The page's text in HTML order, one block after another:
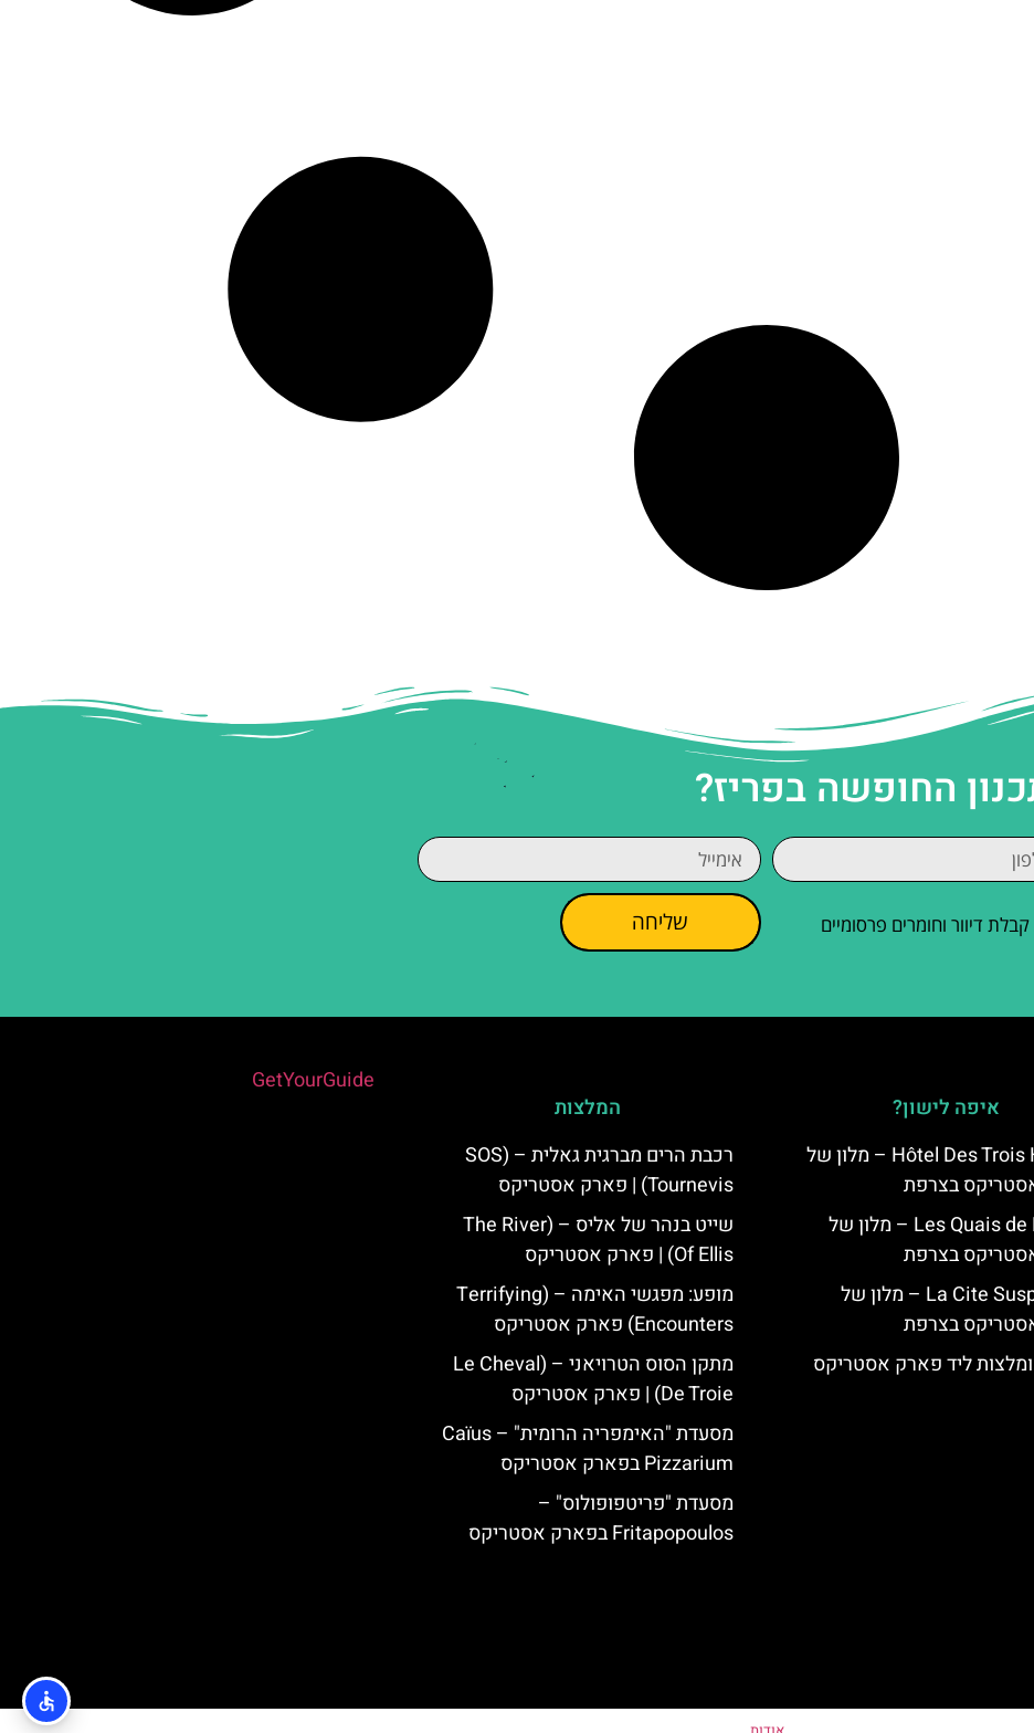
החופשה בפריז?
דיוור וחומרים פרסומיים שליחה
איפה לישון?
Hôtel Des Trois Hiboux – מלון של
בצרפת
Les Quais de Lutèce – מלון של
בצרפת
La Cite Suspendue – מלון של
בצרפת
ליד פארק אסטריקס
המלצות
רכבת הרים מברגית גאלית – (SOS
Tournevis) | פארק אסטריקס
שייט בנהר של אליס – (The River
Of Ellis) | פארק אסטריקס
מופע: מפגשי האימה – (Terrifying
Encounters) פארק אסטריקס
מתקן הסוס הטרויאני – (Le Cheval
De Troie) | פארק אסטריקס
מסעדת "האימפריה הרומית" – Caïus
Pizzarium בפארק אסטריקס
מסעדת "פריטפופולוס" –
Fritapopoulos בפארק אסטריקס
GetYourGuide